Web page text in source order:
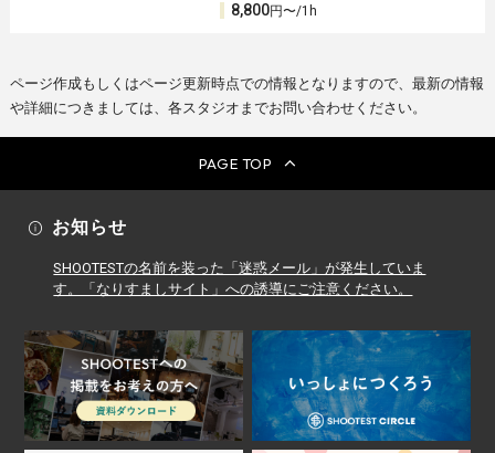
8,800円〜/1h
ページ作成もしくはページ更新時点での情報となりますので、最新の情報
や詳細につきましては、各スタジオまでお問い合わせください。
PAGE TOP
お知らせ
SHOOTESTの名前を装った「迷惑メール」が発生していま
す。「なりすましサイト」への誘導にご注意ください。